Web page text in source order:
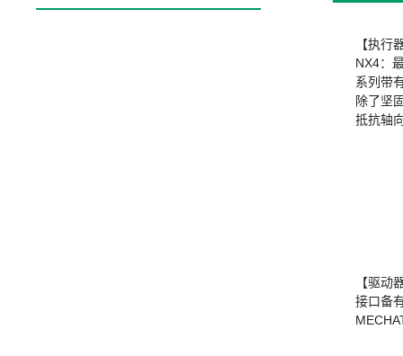
【执行
NX4：
系列带
除了坚
抵抗轴
【驱动
接口备